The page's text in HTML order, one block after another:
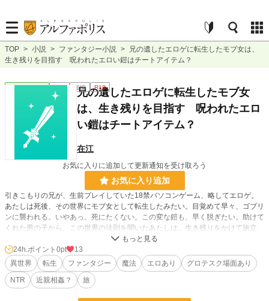
TOP > 小説 > ファンタジー小説 >
兄の遺したエロゲに転生したモブ女は、
生き残りを目指す 呪われたエロい鎧はチートアイテム？
ファンタジー 完結 短編 R18
兄の遺したエロゲに転生したモブ女
は、生き残りを目指す 呪われたエロ
い鎧はチートアイテム？
在江
お気に入りに追加して更新通知を受け取ろう
お気に入り追加
引きこもりの兄が、生前プレイしていた18禁パソコンゲーム、略してエロゲ。
あたしは死後、その世界にモブ女として転生したみたい。目覚めて早々、ゴブリ
ンに襲われる。いやあっ。死にたくない。この変な鎧も、早く脱ぎたい。助けて
くれた男の子から、この世界の法則を聞いたあたしは、生き残りをかけて旅立
一部グロテスクな場面があります。閲覧にはご注意ください。
小説 228,787 位 / 228,787 件
53,314 位 / 53,314 件
24h.ポイント 0pt
13
異世界
転生 ファンタジー 魔法 エロあり
グロテスク場面あり
NTR
近親相姦？ 旅